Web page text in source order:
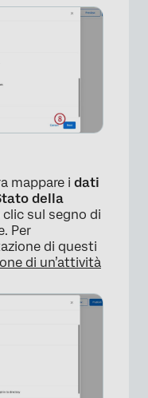
×
mappare i dati
della
sul segno di
Per
di questi
di un’attività